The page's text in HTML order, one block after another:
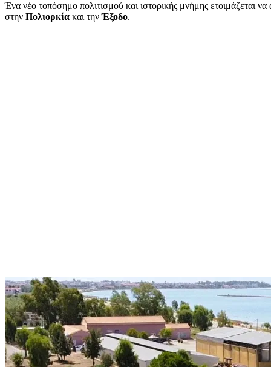
Ένα νέο τοπόσημο πολιτισμού και ιστορικής μνήμης
στην Πολιορκία και τηνΈξοδο.